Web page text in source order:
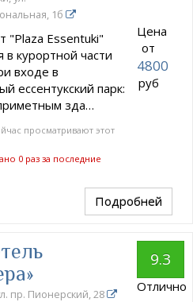
1б
"Plaza Essentuki"
в курортной части
входе в
ессентукский парк:
зда…
просматривают этот
0 раз за последние
Цена
от
4800
руб
Подробней
пр. Пионерский, 28
9.3
Отлично